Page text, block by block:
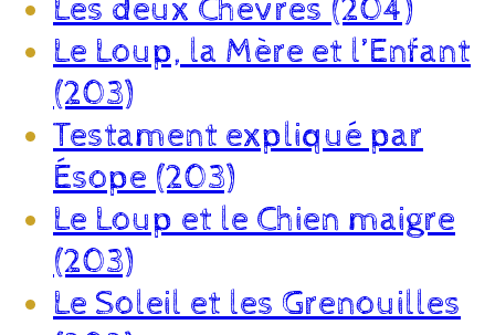
Les deux Chèvres (204)
Le Loup, la Mère et l’Enfant
(203)
Testament expliqué par
Ésope (203)
Le Loup et le Chien maigre
(203)
Le Soleil et les Grenouilles